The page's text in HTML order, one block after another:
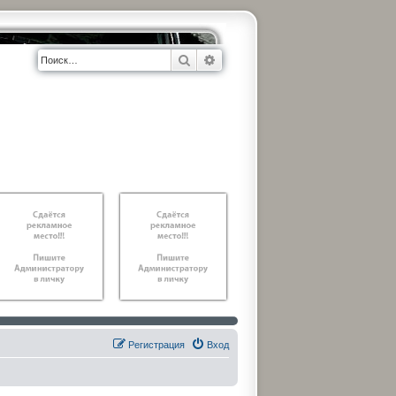
Поиск
Вход
Регистрация